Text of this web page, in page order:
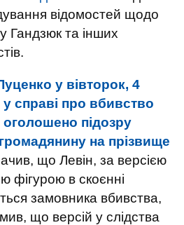
відомостей щодо
Гандзюк та інших
у вівторок, 4
справі про вбивство
підозру
на прізвище
що Левін, за версією
фігурою в скоєнні
замовника вбивства,
що версій у слідства